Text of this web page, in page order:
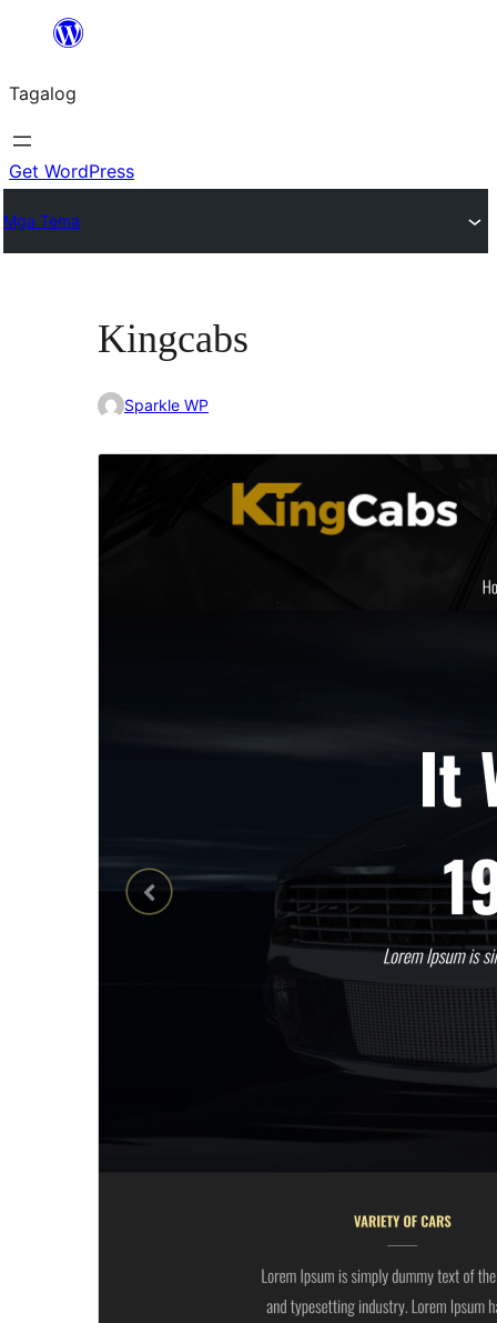
Lumaktaw
sa
content
Tagalog
Get WordPress
Mga Tema
Kingcabs
Sparkle WP